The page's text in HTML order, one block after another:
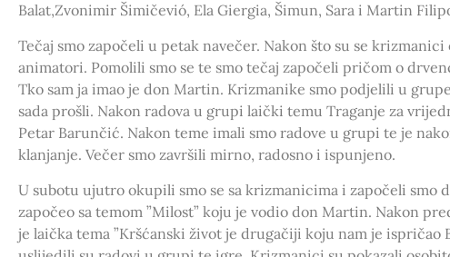
Balat,Zvonimir Šimičevió, Ela Giergia, Šimun, Sara i Martin
Tečaj smo započeli u petak navečer. Nakon što su se
animatori. Pomolili smo se te smo tečaj započeli pričom o
Tko sam ja imao je don Martin. Krizmanike smo podjelili u
sada prošli. Nakon radova u grupi laički temu Traganje za
Petar Barunčić. Nakon teme imali smo radove u grupi te je
klanjanje. Večer smo završili mirno, radosno i ispunjeno.
U subotu ujutro okupili smo se sa krizmanicima i započeli smo
započeo sa temom ”Milost” koju je vodio don Martin. Nakon
je laička tema ”Kršćanski život je drugačiji koju nam je ispričao